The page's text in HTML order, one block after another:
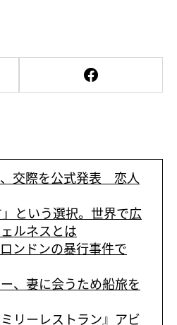
交際を公式発表 恋人
という選択。世界で広
ルネスとは
ンドンの暴行事件で
、妻に会うため船旅を
リーレストラン』アビ